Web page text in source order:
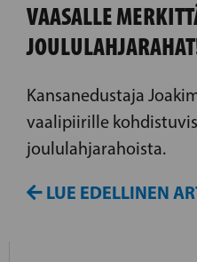
VAASALLE
Kansanedustaja
vaalipiirille
joululahjarahoista.
LUE EDELLINEN